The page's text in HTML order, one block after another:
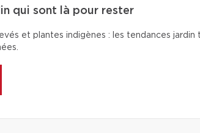
qui sont là pour rester
et plantes indigènes : les tendances